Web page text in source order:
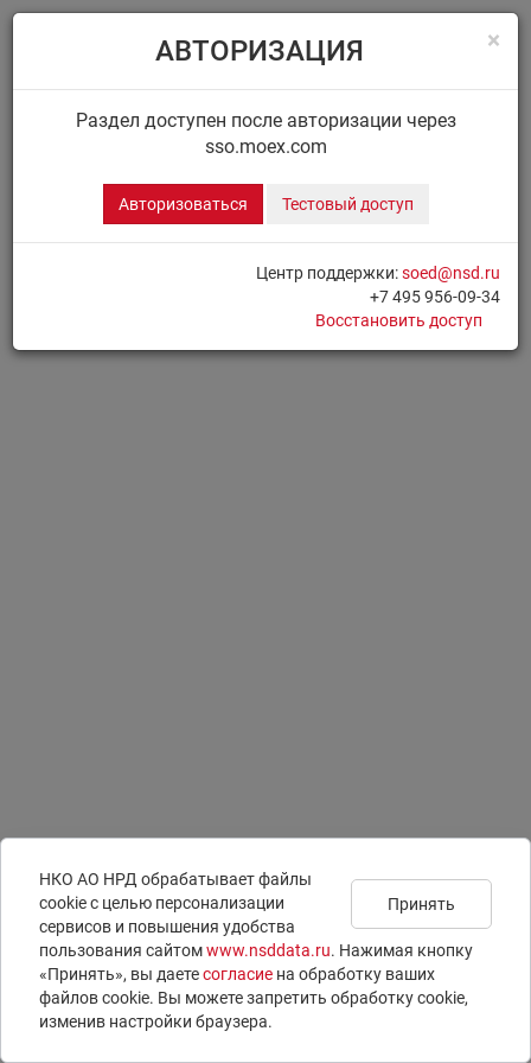
Menu
ДИСК.СООБЩЕНИЯ
×
АВТОРИЗАЦИЯ
Раздел доступен после авторизации через
sso.moex.com
Авторизоваться Тестовый доступ
Центр поддержки:soed@nsd.ru
+7 495 956-09-34
Восстановить доступ
Принять
НКО АО НРД обрабатывает файлы
сookie с целью персонализации
сервисов и повышения удобства
пользования сайтомwww.nsddata.ru. Нажимая кнопку
«Принять», вы даетесогласие на обработку ваших
файлов cookie. Вы можете запретить обработку сookie,
изменив настройки браузера.
Документы
Юридическая информация
Контакты
Вопросы и ответы
Раскрытие информации
ISIN-коды
LEI-коды
E-voting – электронное голосование
Подписаться на